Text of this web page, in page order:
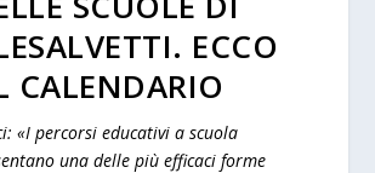
ECCO
CALENDARIO
«I percorsi educativi a scuola
una delle più efficaci forme